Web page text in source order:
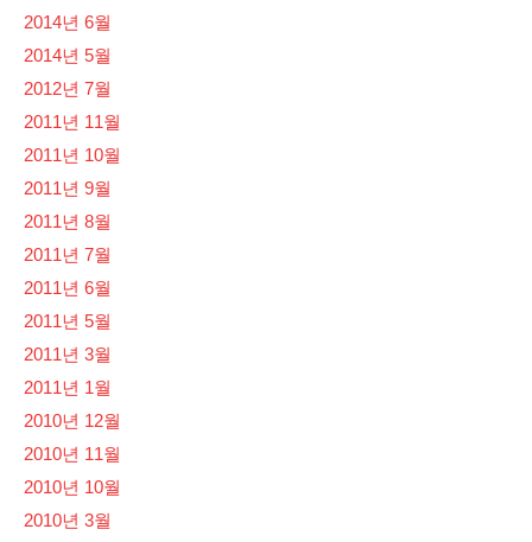
2014년 6월
2014년 5월
2012년 7월
2011년 11월
2011년 10월
2011년 9월
2011년 8월
2011년 7월
2011년 6월
2011년 5월
2011년 3월
2011년 1월
2010년 12월
2010년 11월
2010년 10월
2010년 3월